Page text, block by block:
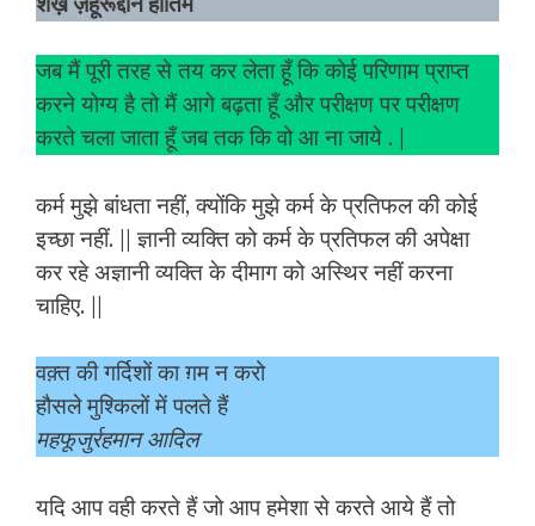
जब मैं पूरी तरह से तय कर लेता हूँ कि कोई परिणाम प्राप्त
करने योग्य है तो मैं आगे बढ़ता हूँ और परीक्षण पर परीक्षण
करते चला जाता हूँ जब तक कि वो आ ना जाये . |
कर्म मुझे बांधता नहीं, क्योंकि मुझे कर्म के प्रतिफल की कोई
इच्छा नहीं. || ज्ञानी व्यक्ति को कर्म के प्रतिफल की अपेक्षा
कर रहे अज्ञानी व्यक्ति के दीमाग को अस्थिर नहीं करना
चाहिए. ||
वक़्त की गर्दिशों का ग़म न करो
हौसले मुश्किलों में पलते हैं
महफूजुर्रहमान आदिल
यदि आप वही करते हैं जो आप हमेशा से करते आये हैं तो